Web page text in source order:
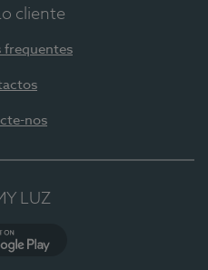
cliente
frequentes
nos
LUZ